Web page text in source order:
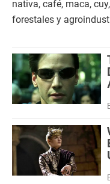
nativa, café, maca,
forestales y